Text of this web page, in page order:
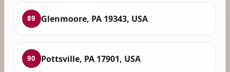
89 Glenmoore, PA 19343, USA
90 Pottsville, PA 17901, USA